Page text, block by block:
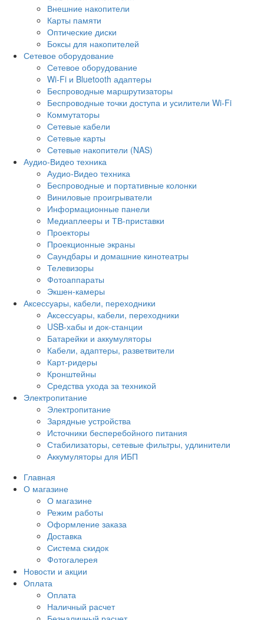
Внешние накопители
Карты памяти
Оптические диски
Боксы для накопителей
Сетевое оборудование
Сетевое оборудование
Wi-Fi и Bluetooth адаптеры
Беспроводные маршрутизаторы
Беспроводные точки доступа и усилители Wi-Fi
Коммутаторы
Сетевые кабели
Сетевые карты
Сетевые накопители (NAS)
Аудио-Видео техника
Аудио-Видео техника
Беспроводные и портативные колонки
Виниловые проигрыватели
Информационные панели
Медиаплееры и ТВ-приставки
Проекторы
Проекционные экраны
Саундбары и домашние кинотеатры
Телевизоры
Фотоаппараты
Экшен-камеры
Аксессуары, кабели, переходники
Аксессуары, кабели, переходники
USB-хабы и док-станции
Батарейки и аккумуляторы
Кабели, адаптеры, разветвители
Карт-ридеры
Кронштейны
Средства ухода за техникой
Электропитание
Электропитание
Зарядные устройства
Источники бесперебойного питания
Стабилизаторы, сетевые фильтры, удлинители
Аккумуляторы для ИБП
Главная
О магазине
О магазине
Режим работы
Оформление заказа
Доставка
Система скидок
Фотогалерея
Новости и акции
Оплата
Оплата
Наличный расчет